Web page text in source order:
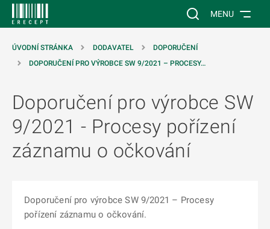
Vyhledávání na
MENU
ÚVODNÍ STRÁNKA DODAVATEL
DOPORUČENÍ
DOPORUČENÍ PRO VÝROBCE SW 9/2021 – PROCESY…
Doporučení pro výrobce SW
9/2021 - Procesy pořízení
záznamu o očkování
Doporučení pro výrobce SW 9/2021 – Procesy
pořízení záznamu o očkování.